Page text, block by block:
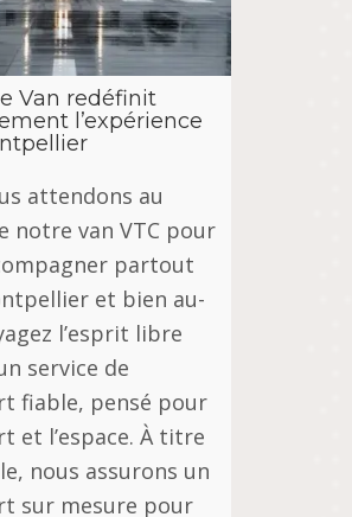
Van redéfinit
l’expérience
attendons au
notre van VTC pour
partout
et bien au-
l’esprit libre
service de
fiable, pensé pour
et l’espace. À titre
nous assurons un
sur mesure pour